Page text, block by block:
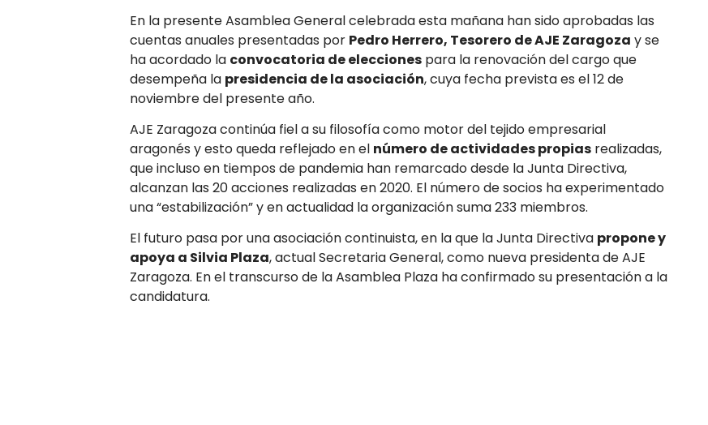
En la presente Asamblea General celebrada esta mañana han sido aprobadas las
cuentas anuales presentadas por Pedro Herrero, Tesorero de AJE Zaragoza y se
ha acordado la convocatoria de elecciones para la renovación del cargo que
desempeña la presidencia de la asociación, cuya fecha prevista es el 12 de
noviembre del presente año.
AJE Zaragoza continúa fiel a su filosofía como motor del tejido empresarial
aragonés y esto queda reflejado en el número de actividades propias realizadas,
que incluso en tiempos de pandemia han remarcado desde la Junta Directiva,
alcanzan las 20 acciones realizadas en 2020. El número de socios ha experimentado
una “estabilización” y en actualidad la organización suma 233 miembros.
El futuro pasa por una asociación continuista, en la que la Junta Directiva propone y
apoya a Silvia Plaza, actual Secretaria General, como nueva presidenta de AJE
Zaragoza. En el transcurso de la Asamblea Plaza ha confirmado su presentación a la
candidatura.